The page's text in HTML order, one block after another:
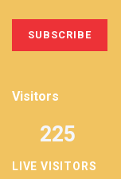
Visitors
LIVE VISITORS
225